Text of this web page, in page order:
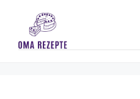
content